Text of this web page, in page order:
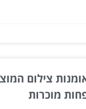
מוכרות